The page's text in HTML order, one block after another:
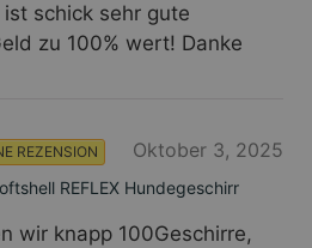
schick sehr gute
zu 100% wert! Danke
REZENSION Oktober 3, 2025
REFLEX Hundegeschirr
wir knapp 100Geschirre,